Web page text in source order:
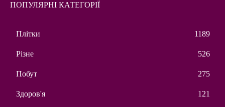
ПОПУЛЯРНІ КАТЕГОРІЇ
Плітки 1189
Різне 526
Побут 275
Здоров'я 121